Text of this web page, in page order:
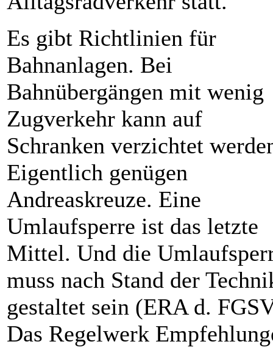
Es gibt Richtlinien für
Bahnanlagen. Bei
Bahnübergängen mit wenig
Zugverkehr kann auf
Schranken verzichtet
Eigentlich genügen
Andreaskreuze. Eine
Umlaufsperre ist das letzte
Mittel. Und die
muss nach Stand der
gestaltet sein (ERA d.
Das Regelwerk